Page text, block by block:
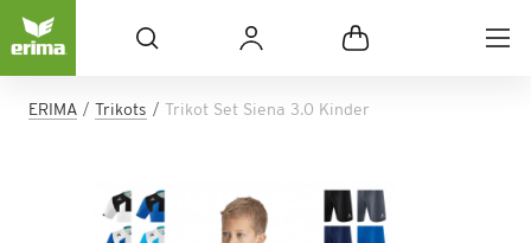
ERIMA Trikots Trikot Set Siena 3.0 Kinder